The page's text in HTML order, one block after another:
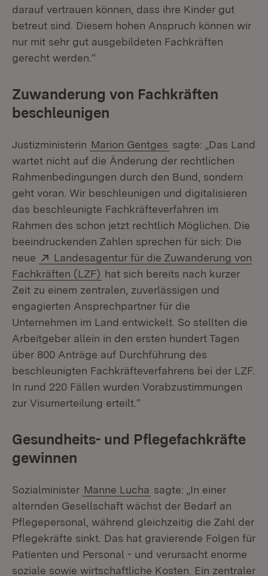
darauf vertrauen können, dass ihre Kinder gut
betreut sind. Diesem hohen Anspruch können wir
nur mit sehr gut ausgebildeten Fachkräften
gerecht werden.“
Zuwanderung von Fachkräften
beschleunigen
Justizministerin Marion Gentges sagte: „Das Land
wartet nicht auf die Änderung der rechtlichen
Rahmenbedingungen durch den Bund, sondern
geht voran. Wir beschleunigen und digitalisieren
das beschleunigte Fachkräfteverfahren im
Rahmen des schon jetzt rechtlich Möglichen. Die
beeindruckenden Zahlen sprechen für sich: Die
neue
Extern:
Landesagentur für die Zuwanderung von
Fachkräften (LZF) (Öffnet in neuem Fenster)
hat sich bereits nach kurzer
Zeit zu einem zentralen, zuverlässigen und
engagierten Ansprechpartner für die
Unternehmen im Land entwickelt. So stellten die
Arbeitgeber allein in den ersten hundert Tagen
über 800 Anträge auf Durchführung des
beschleunigten Fachkräfteverfahrens bei der LZF.
In rund 220 Fällen wurden Vorabzustimmungen
zur Visumerteilung erteilt.“
Gesundheits- und Pflegefachkräfte
gewinnen
Sozialminister Manne Lucha sagte: „In einer
alternden Gesellschaft wächst der Bedarf an
Pflegepersonal, während gleichzeitig die Zahl der
Pflegekräfte sinkt. Das hat gravierende Folgen für
Patienten und Personal - und verursacht enorme
soziale sowie wirtschaftliche Kosten. Ein zentraler